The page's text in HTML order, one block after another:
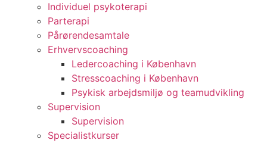
Individuel psykoterapi
Parterapi
Pårørendesamtale
Erhvervscoaching
Ledercoaching i København
Stresscoaching i København
Psykisk arbejdsmiljø og teamudvikling
Supervision
Supervision
Specialistkurser